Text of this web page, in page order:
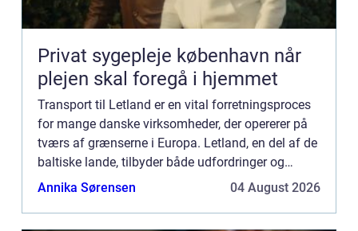
Privat sygepleje københavn når
plejen skal foregå i hjemmet
Transport til Letland er en vital forretningsproces
for mange danske virksomheder, der opererer på
tværs af grænserne i Europa. Letland, en del af de
baltiske lande, tilbyder både udfordringer og
muligheder, når det komm...
Annika Sørensen 04 August 2026